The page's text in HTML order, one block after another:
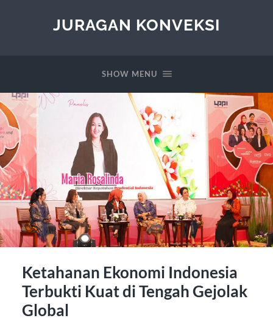
JURAGAN KONVEKSI
SHOW MENU
Ketahanan Ekonomi Indonesia
Terbukti Kuat di Tengah Gejolak
Global